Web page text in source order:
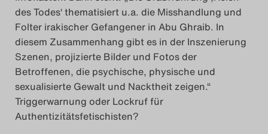
2023
Das Theatertreffen-Blog
2024
Das Theatertreffen-Blog
2025
des Todes‘ thematisiert u.a. die Misshandlung und
Folter irakischer Gefangener in Abu Ghraib. In
diesem Zusammenhang gibt es in der Inszenierung
Szenen, projizierte Bilder und Fotos der
Betroffenen, die psychische, physische und
sexualisierte Gewalt und Nacktheit zeigen.“
Triggerwarnung oder Lockruf für
Authentizitätsfetischisten?